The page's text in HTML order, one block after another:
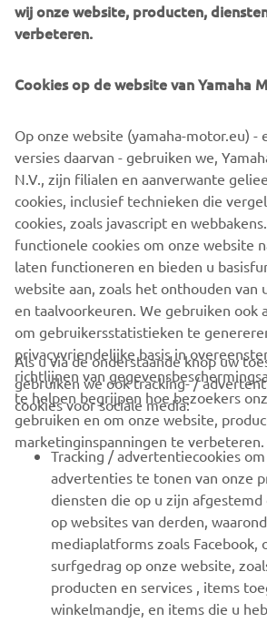
efficient engines in its class.
model, as well as comfort to ensure
Equipped with a Traction Control
storage for 2 full-face helmets (and
Key keyless ignition, this premium
reinforces Yamaha's position as the
sport scooter segment. Yamaha Sport
but the MAX.
CORPORATE
VOOR BEDRIJVEN
MEER YAMAHA
ONDERSTEUNING
NIEUWSBRIEF
wij onze website, producten,
verbeteren.
Cookies op de website van Yamaha
Op onze website (yamaha-motor.eu) -
versies daarvan - gebruiken we,
N.V., zijn filialen en aanverwante
cookies, inclusief technieken die
cookies, zoals javascript en
functionele cookies om onze website
laten functioneren en bieden u
website aan, zoals het onthouden van
en taalvoorkeuren. We gebruiken ook
om gebruikersstatistieken te
privacyvriendelijke basis in
richtlijnen van
te helpen begrijpen hoe bezoekers
gebruiken en om onze website,
marketinginspanningen te verbeteren.
Als u via de onderstaande knop uw
gebruiken we ook tracking- /
cookies voor sociale media:
Tracking / advertentiecookies
advertenties te tonen van onze
diensten die op u zijn
op websites van derden,
mediaplatforms zoals Facebook,
surfgedrag op onze website,
producten en services , items
winkelmandje, en items die u